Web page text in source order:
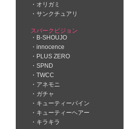
オリガミ
サンクチュアリ
スパークビジョン
B-SHOUJO
innocence
PLUS ZERO
SPND
TWCC
アネモニ
ガチャ
キューティーパイン
キューティーヘアー
キラキラ